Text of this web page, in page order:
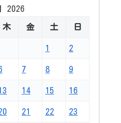
2026
木 金 土 日
1 2
7 8 9
14 15 16
21 22 23